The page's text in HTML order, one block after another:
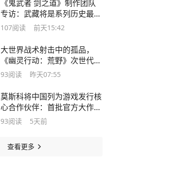
《鬼武者 剑之道》制作团队
专访：武藏将是系列历史最出
色的主角
107阅读 前天15:42
大世界战术射击中的孤品，
《幽灵行动：荒野》次世代体
验报告
93阅读 昨天07:55
莫斯科将中国列为游戏发行核
心合作伙伴：首批官方大作年
内登陆
93阅读 5天前
查看更多